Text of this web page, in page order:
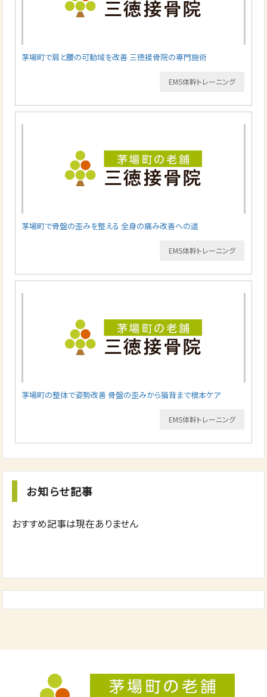
茅場町で肩と腰の可動域を改善 三徳接骨院の専門施術
EMS体幹トレーニング
茅場町で骨盤の歪みを整える 全身の痛み改善への道
EMS体幹トレーニング
茅場町の整体で姿勢改善 骨盤の歪みから猫背まで根本ケア
EMS体幹トレーニング
お知らせ記事
おすすめ記事は現在ありません